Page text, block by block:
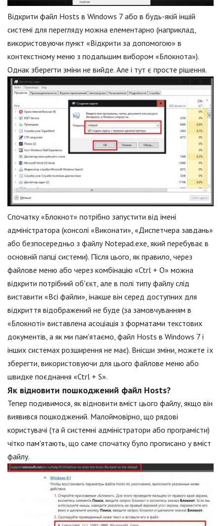
Відкрити файл Hosts в Windows 7 або в будь-якій іншій
системі для перегляду можна елементарно (наприклад,
використовуючи пункт «Відкрити за допомогою» в
контекстному меню з подальшим вибором «Блокнота»).
Однак зберегти зміни не вийде. Але і тут є просте рішення.
Спочатку «Блокнот» потрібно запустити від імені
адміністратора (консолі «Виконати», «Диспетчера завдань»
або безпосередньо з файлу Notepad.exe, який перебуває в
основній папці системи). Після цього, як правило, через
файлове меню або через комбінацію «Ctrl + O» можна
відкрити потрібний об'єкт, але в полі типу файлу слід
виставити «Всі файли», інакше він серед доступних для
відкриття відображений не буде (за замовчуванням в
«Блокноті» виставлена асоціація з форматами текстових
документів, а як ми пам'ятаємо, файл Hosts в Windows 7 і
інших системах розширення не має). Внісши зміни, можете їх
зберегти, використовуючи для цього файлове меню або
швидке поєднання «Ctrl + S».
Як відновити пошкоджений файл Hosts?
Тепер подивимося, як відновити вміст цього файлу, якщо він
виявився пошкоджений. Малоймовірно, що рядові
користувачі (та й системні адміністратори або програмісти)
чітко пам'ятають, що саме спочатку було прописано у вміст
файлу.